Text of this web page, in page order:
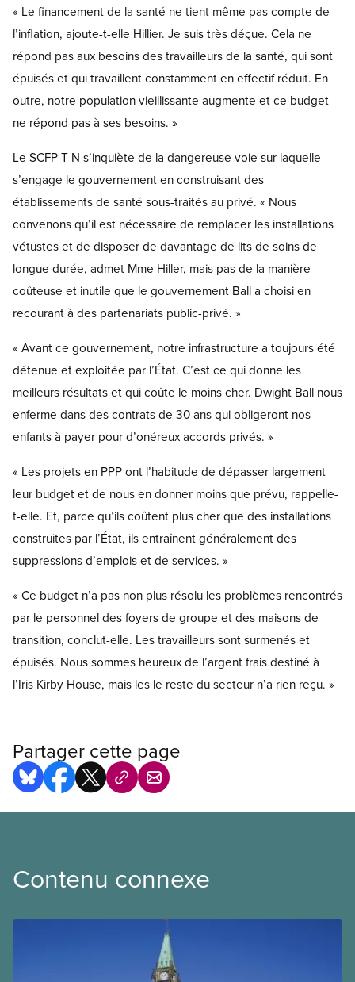
« Le financement de la santé ne tient même pas compte de
l’inflation, ajoute-t-elle Hillier. Je suis très déçue. Cela ne
répond pas aux besoins des travailleurs de la santé, qui sont
épuisés et qui travaillent constamment en effectif réduit. En
outre, notre population vieillissante augmente et ce budget
ne répond pas à ses besoins. »
Le SCFP T-N s’inquiète de la dangereuse voie sur laquelle
s’engage le gouvernement en construisant des
établissements de santé sous-traités au privé. « Nous
convenons qu’il est nécessaire de remplacer les installations
vétustes et de disposer de davantage de lits de soins de
longue durée, admet Mme Hiller, mais pas de la manière
coûteuse et inutile que le gouvernement Ball a choisi en
recourant à des partenariats public-privé. »
« Avant ce gouvernement, notre infrastructure a toujours été
détenue et exploitée par l’État. C’est ce qui donne les
meilleurs résultats et qui coûte le moins cher. Dwight Ball nous
enferme dans des contrats de 30 ans qui obligeront nos
enfants à payer pour d’onéreux accords privés. »
« Les projets en PPP ont l’habitude de dépasser largement
leur budget et de nous en donner moins que prévu, rappelle-
t-elle. Et, parce qu’ils coûtent plus cher que des installations
construites par l’État, ils entraînent généralement des
suppressions d’emplois et de services. »
« Ce budget n’a pas non plus résolu les problèmes rencontrés
par le personnel des foyers de groupe et des maisons de
transition, conclut-elle. Les travailleurs sont surmenés et
épuisés. Nous sommes heureux de l’argent frais destiné à
l’Iris Kirby House, mais les le reste du secteur n’a rien reçu. »
Partager cette page
Contenu connexe